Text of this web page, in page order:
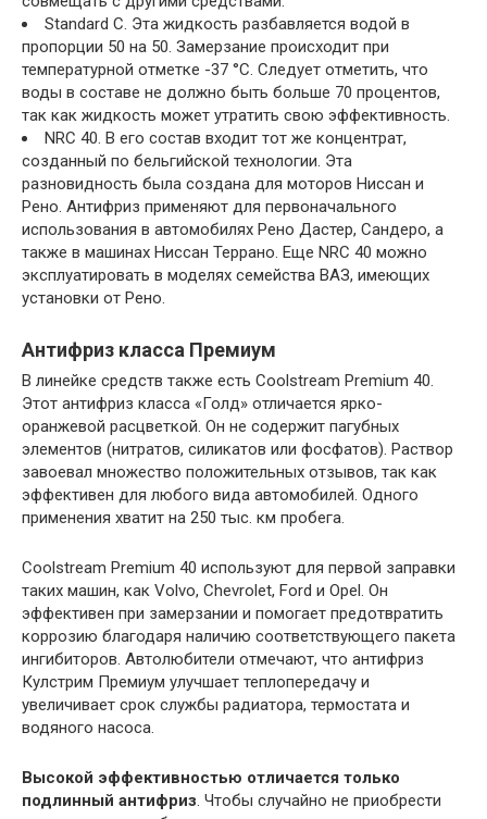
Standard C. Эта жидкость разбавляется водой в
пропорции 50 на 50. Замерзание происходит при
температурной отметке -37 °C. Следует отметить, что
воды в составе не должно быть больше 70 процентов,
так как жидкость может утратить свою эффективность.
NRC 40. В его состав входит тот же концентрат,
созданный по бельгийской технологии. Эта
разновидность была создана для моторов Ниссан и
Рено. Антифриз применяют для первоначального
использования в автомобилях Рено Дастер, Сандеро, а
также в машинах Ниссан Террано. Еще NRC 40 можно
эксплуатировать в моделях семейства ВАЗ, имеющих
установки от Рено.
Антифриз класса Премиум
В линейке средств также есть Coolstream Premium 40.
Этот антифриз класса «Голд» отличается ярко-
оранжевой расцветкой. Он не содержит пагубных
элементов (нитратов, силикатов или фосфатов). Раствор
завоевал множество положительных отзывов, так как
эффективен для любого вида автомобилей. Одного
применения хватит на 250 тыс. км пробега.
Coolstream Premium 40 используют для первой заправки
таких машин, как Volvo, Chevrolet, Ford и Opel. Он
эффективен при замерзании и помогает предотвратить
коррозию благодаря наличию соответствующего пакета
ингибиторов. Автолюбители отмечают, что антифриз
Кулстрим Премиум улучшает теплопередачу и
увеличивает срок службы радиатора, термостата и
водяного насоса.
Высокой эффективностью отличается только
подлинный антифриз. Чтобы случайно не приобрести